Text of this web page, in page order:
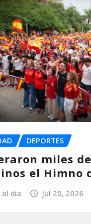
DEPORTES
miles de
el Himno
dia Jul 20, 2026